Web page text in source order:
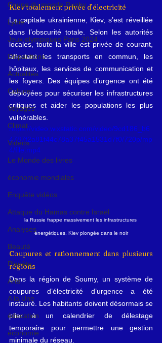
Coupe du monde Rugby
Lybie
Jeux olympiques Paris 2024
Disparitions
Actualités
Culture
Voyages
Climat
Vidéos
Le Monde des livres
économie mondiales
Enquête vidéos
Attaque du Hamas contre Israël
Analyses
Beauté
Planète
Arts
A la Une
éducation
économie
Kiev totalement privée d’électricité
La capitale ukrainienne, Kiev, s’est réveillée
dans l’obscurité totale. Selon les autorités
locales, toute la ville est privée de courant,
affectant les transports en commun, les
hôpitaux, les services de communication et
les foyers. Des équipes d’urgence ont été
déployées pour sécuriser les infrastructures
critiques et aider les populations les plus
vulnérables.
https://video.wixstatic.com/video/9cd186_b6
4787f2a81f44c78a37f45a1531d7f0/720p/mp
4/file.mp4
la Russie frappe massivement les infrastructures
énergétiques, Kiev plongée dans le noir
Coupures et rationnement dans plusieurs
régions
Dans la région de Soumy, un système de
coupures d’électricité d’urgence a été
instauré. Les habitants doivent désormais se
plier à un calendrier de délestage
temporaire pour permettre une gestion
minimale du réseau.